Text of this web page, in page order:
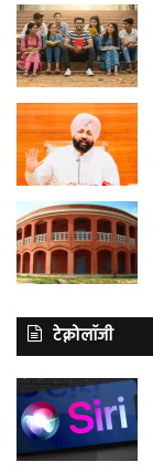
टेक्नोलॉजी